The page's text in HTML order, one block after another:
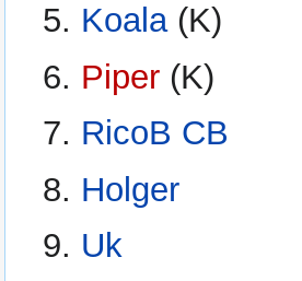
Koala(K)
Piper(K)
RicoB CB
Holger
Uk